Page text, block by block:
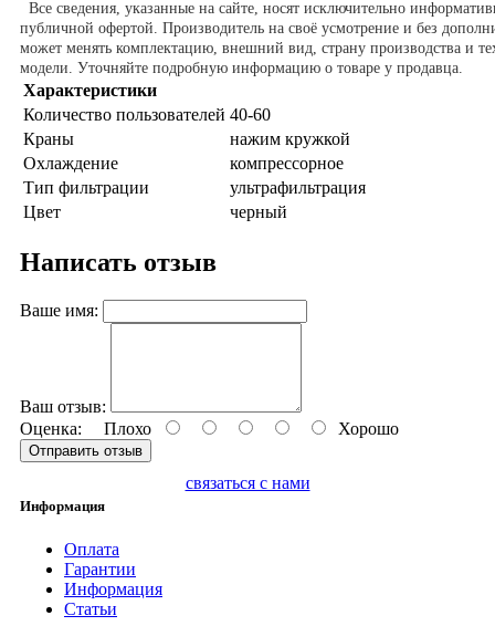
Все сведения, указанные на сайте, носят исключительно
публичной офертой. Производитель на своё усмотрение и без
может менять комплектацию, внешний вид, страну производства и
модели. Уточняйте подробную информацию о товаре у продавца.
Характеристики
Количество пользователей 40-60
Краны
нажим кружкой
Охлаждение
компрессорное
Тип фильтрации
ультрафильтрация
Цвет
черный
Написать отзыв
Ваше имя:
Ваш отзыв:
Оценка: Плохо Хорошо
Отправить отзыв
связаться с нами
Информация
Оплата
Гарантии
Информация
Статьи